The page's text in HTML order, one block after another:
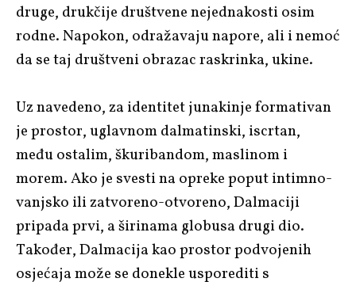
druge, drukčije društvene nejednakosti osim
rodne. Napokon, odražavaju napore, ali i nemoć
da se taj društveni obrazac raskrinka, ukine.
Uz navedeno, za identitet junakinje formativan
je prostor, uglavnom dalmatinski, iscrtan,
među ostalim, škuribandom, maslinom i
morem. Ako je svesti na opreke poput intimno-
vanjsko ili zatvoreno-otvoreno, Dalmaciji
pripada prvi, a širinama globusa drugi dio.
Također, Dalmacija kao prostor podvojenih
osjećaja može se donekle usporediti s